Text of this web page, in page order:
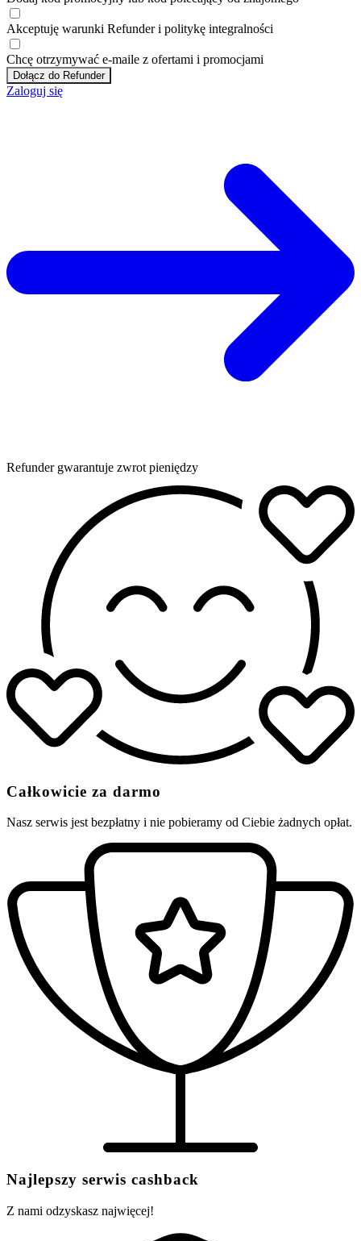
Akceptuję warunki Refunder i politykę integralności
Chcę otrzymywać e-maile z ofertami i promocjami
Dołącz do Refunder
Zaloguj się
Refunder gwarantuje zwrot pieniędzy
Całkowicie za darmo
Nasz serwis jest bezpłatny i nie pobieramy od Ciebie żadnych opłat.
Najlepszy serwis cashback
Z nami odzyskasz najwięcej!